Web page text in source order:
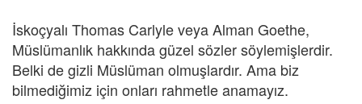
İskoçyalı Thomas Carlyle veya Alman Goethe,
Müslümanlık hakkında güzel sözler söylemişlerdir.
Belki de gizli Müslüman olmuşlardır. Ama biz
bilmediğimiz için onları rahmetle anamayız.